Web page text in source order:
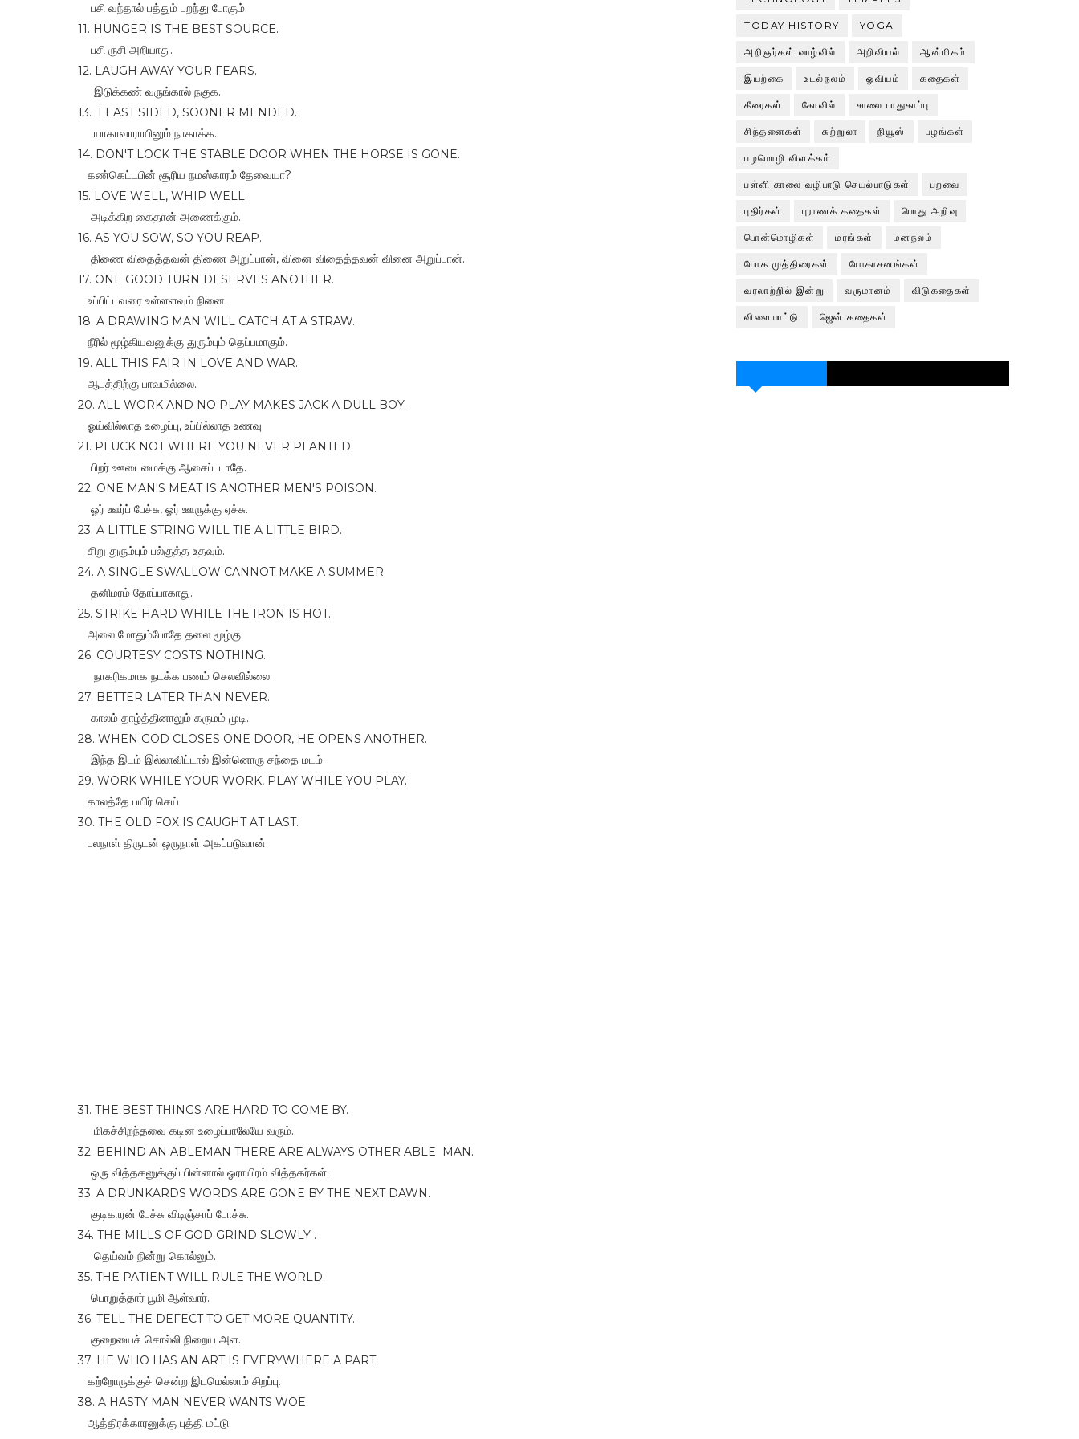
பசி வந்தால் பத்தும் பறந்து போகும்.
11. HUNGER IS THE BEST SOURCE.
பசி ருசி அறியாது.
12. LAUGH AWAY YOUR FEARS.
இடுக்கண் வருங்கால் நகுக.
13. LEAST SIDED, SOONER MENDED.
யாகாவாராயினும் நாகாக்க.
14. DON'T LOCK THE STABLE DOOR WHEN THE HORSE IS GONE.
கண்கெட்டபின் சூரிய நமஸ்காரம் தேவையா?
15. LOVE WELL, WHIP WELL.
அடிக்கிற கைதான் அணைக்கும்.
16. AS YOU SOW, SO YOU REAP.
திணை விதைத்தவன் திணை அறுப்பான், வினை விதைத்தவன் வினை அறுப்பான்.
17. ONE GOOD TURN DESERVES ANOTHER.
உப்பிட்டவரை உள்ளளவும் நினை.
18. A DRAWING MAN WILL CATCH AT A STRAW.
நீரில் மூழ்கியவனுக்கு துரும்பும் தெப்பமாகும்.
19. ALL THIS FAIR IN LOVE AND WAR.
ஆபத்திற்கு பாவமில்லை.
20. ALL WORK AND NO PLAY MAKES JACK A DULL BOY.
ஓய்வில்லாத உழைப்பு, உப்பில்லாத உணவு.
21. PLUCK NOT WHERE YOU NEVER PLANTED.
பிறர் ஊடைமைக்கு ஆசைப்படாதே.
22. ONE MAN'S MEAT IS ANOTHER MEN'S POISON.
ஓர் ஊர்ப் பேச்சு, ஓர் ஊருக்கு ஏச்சு.
23. A LITTLE STRING WILL TIE A LITTLE BIRD.
சிறு துரும்பும் பல்குத்த உதவும்.
24. A SINGLE SWALLOW CANNOT MAKE A SUMMER.
தனிமரம் தோப்பாகாது.
25. STRIKE HARD WHILE THE IRON IS HOT.
அலை மோதும்போதே தலை மூழ்கு.
26. COURTESY COSTS NOTHING.
நாகரிகமாக நடக்க பணம் செலவில்லை.
27. BETTER LATER THAN NEVER.
காலம் தாழ்த்தினாலும் கருமம் முடி.
28. WHEN GOD CLOSES ONE DOOR, HE OPENS ANOTHER.
இந்த இடம் இல்லாவிட்டால் இன்னொரு சந்தை மடம்.
29. WORK WHILE YOUR WORK, PLAY WHILE YOU PLAY.
காலத்தே பயிர் செய்
30. THE OLD FOX IS CAUGHT AT LAST.
பலநாள் திருடன் ஒருநாள் அகப்படுவான்.
31. THE BEST THINGS ARE HARD TO COME BY.
மிகச்சிறந்தவை கடின உழைப்பாலேயே வரும்.
32. BEHIND AN ABLEMAN THERE ARE ALWAYS OTHER ABLE MAN.
ஒரு வித்தகனுக்குப் பின்னால் ஓராயிரம் வித்தகர்கள்.
33. A DRUNKARDS WORDS ARE GONE BY THE NEXT DAWN.
குடிகாரன் பேச்சு விடிஞ்சாப் போச்சு.
34. THE MILLS OF GOD GRIND SLOWLY .
தெய்வம் நின்று கொல்லும்.
35. THE PATIENT WILL RULE THE WORLD.
பொறுத்தார் பூமி ஆள்வார்.
36. TELL THE DEFECT TO GET MORE QUANTITY.
குறையைச் சொல்லி நிறைய அள.
37. HE WHO HAS AN ART IS EVERYWHERE A PART.
கற்றோருக்குச் சென்ற இடமெல்லாம் சிறப்பு.
38. A HASTY MAN NEVER WANTS WOE.
ஆத்திரக்காரனுக்கு புத்தி மட்டு.
TODAY HISTORY YOGA
அறிஞர்கள் வாழ்வில் அறிவியல் ஆன்மிகம்
இயற்கை உடல்நலம் ஓவியம் கதைகள்
கீரைகள் கோவில் சாலை பாதுகாப்பு
சிந்தனைகள் சுற்றுலா நியூஸ் பழங்கள்
பழமொழி விளக்கம்
பள்ளி காலை வழிபாடு செயல்பாடுகள் பறவை
புதிர்கள் புராணக் கதைகள் பொது அறிவு
பொன்மொழிகள் மரங்கள் மனநலம்
யோக முத்திரைகள் யோகாசனங்கள்
வரலாற்றில் இன்று வருமானம் விடுகதைகள்
விளையாட்டு ஜென் கதைகள்